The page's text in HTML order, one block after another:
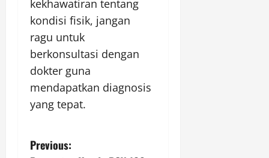
kekhawatiran tentang
kondisi fisik, jangan
ragu untuk
berkonsultasi dengan
dokter guna
mendapatkan diagnosis
yang tepat.
P
Previous: